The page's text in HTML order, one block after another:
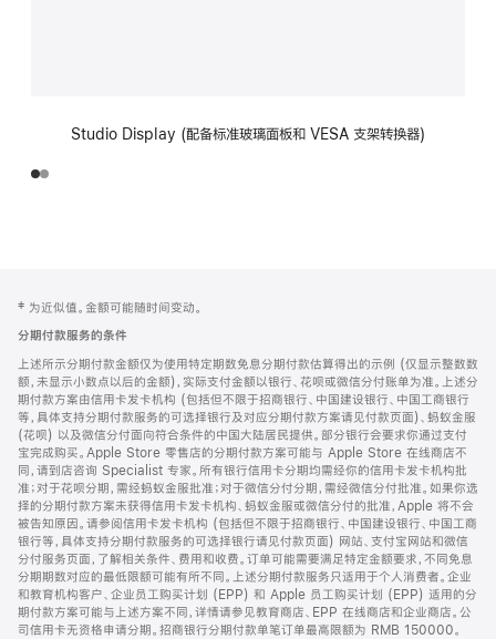
Studio Display (配备标准玻璃面板和 VESA 支架转换器)
页
页
脚
注
‡ 为近似值。金额可能随时间变动。
分期付款服务的条件
上述所示分期付款金额仅为使用特定期数免息分期付款估算得出的示例 (仅显示整数数
额，未显示小数点以后的金额)，实际支付金额以银行、花呗或微信分付账单为准。上述分
期付款方案由信用卡发卡机构 (包括但不限于招商银行、中国建设银行、中国工商银行
等，具体支持分期付款服务的可选择银行及对应分期付款方案请见付款页面)、蚂蚁金服
(花呗) 以及微信分付面向符合条件的中国大陆居民提供。部分银行会要求你通过支付
宝完成购买。Apple Store 零售店的分期付款方案可能与 Apple Store 在线商店不
同，请到店咨询 Specialist 专家。所有银行信用卡分期均需经你的信用卡发卡机构批
准；对于花呗分期，需经蚂蚁金服批准；对于微信分付分期，需经微信分付批准。如果你选
择的分期付款方案未获得信用卡发卡机构、蚂蚁金服或微信分付的批准，Apple 将不会
被告知原因。请参阅信用卡发卡机构 (包括但不限于招商银行、中国建设银行、中国工商
银行等，具体支持分期付款服务的可选择银行请见付款页面) 网站、支付宝网站和微信
分付服务页面，了解相关条件、费用和收费。订单可能需要满足特定金额要求，不同免息
分期期数对应的最低限额可能有所不同。上述分期付款服务只适用于个人消费者。企业
和教育机构客户、企业员工购买计划 (EPP) 和 Apple 员工购买计划 (EPP) 适用的分
期付款方案可能与上述方案不同，详情请参见教育商店、EPP 在线商店和企业商店。公
司信用卡无资格申请分期。招商银行分期付款单笔订单最高限额为 RMB 150000。